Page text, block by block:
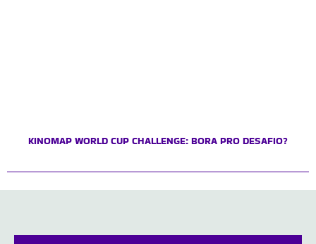
KINOMAP WORLD CUP CHALLENGE: BORA PRO DESAFIO?